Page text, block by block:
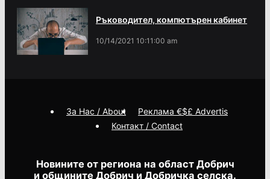
Ръководител, компютърен кабинет
10/14/2021 10:11:00 am
Новините от региона на област Добрич
и общините Добрич и Добричка селска.
За Нас / About
Реклама €$£ Advertis
Контакт / Contact